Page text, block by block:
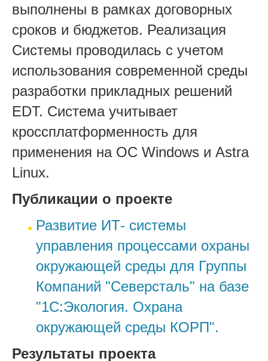
выполнены в рамках договорных
сроков и бюджетов. Реализация
Системы проводилась с учетом
использования современной среды
разработки прикладных решений
EDT. Система учитывает
кроссплатформенность для
применения на ОС Windows и Astra
Linux.
Публикации о проекте
Развитие ИТ- системы
управления процессами охраны
окружающей среды для Группы
Компаний "Северсталь" на базе
"1С:Экология. Охрана
окружающей среды КОРП".
Результаты проекта